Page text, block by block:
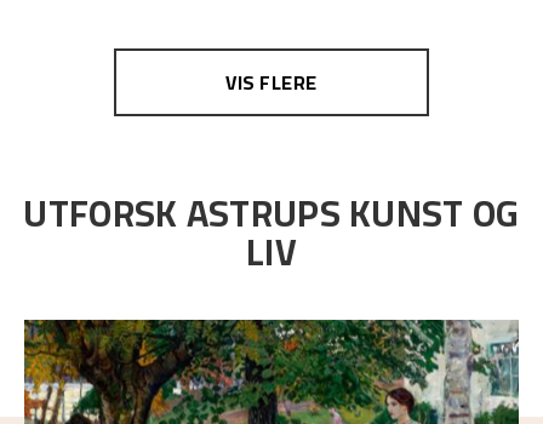
VIS FLERE
UTFORSK ASTRUPS KUNST OG
LIV